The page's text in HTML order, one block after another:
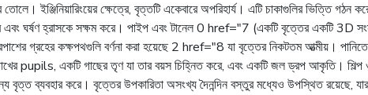
ইঞ্জিনিয়ারিংয়ের ক্ষেত্রে, বৃত্তটি একেবারে অপরিহার্য। এটি চাকাগুলির ভিত্তি গঠন
এবং ঘর্ষণ হ্রাসকে সক্ষম করে। পাইপ এবং টানেল 0 href="7 (একটি বৃত্তের একটি 3D
গ্রহের কক্ষপথগুলি বর্ণনা করা হয়েছে 2 href="8 যা বৃত্তের নিকটতম আত্মীয়।
pupils, একটি গাছের তৃণ যা তার বয়স চিহ্নিত করে, এবং একটি জল ড্রপ আকৃতি। শিল্প
ব্যবহার করে। বৃত্তের উপকারিতা অসংখ্য দৈনন্দিন বস্তুর মধ্যেও উপস্থিত রয়েছে,